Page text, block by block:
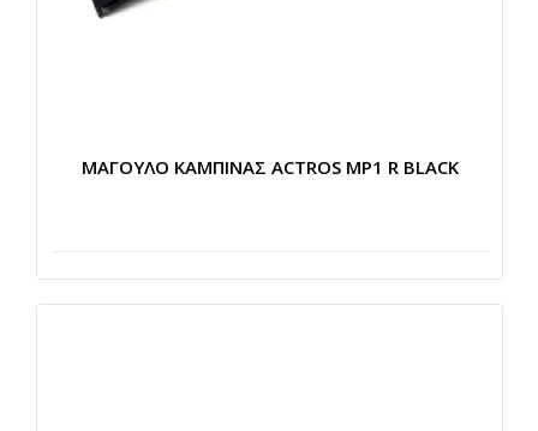
ΜΑΓΟΥΛΟ ΚΑΜΠΙΝΑΣ ACTROS MP1 R BLACK